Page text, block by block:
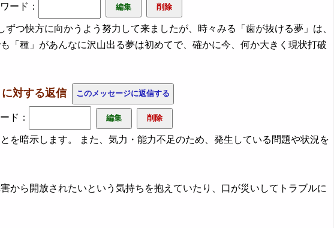
ード：
つ快方に向かうよう努力して来ましたが、時々みる「歯が抜ける夢」は、
「種」があんなに沢山出る夢は初めてで、確かに今、何か大きく現状打破
対する返信
ド：
暗示します。 また、気力・能力不足のため、発生している問題や状況を
から開放されたいという気持ちを抱えていたり、口が災いしてトラブルに